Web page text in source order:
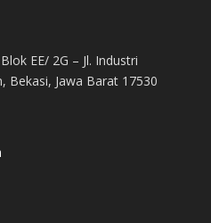
EE/ 2G – Jl. Industri
Bekasi, Jawa Barat 17530